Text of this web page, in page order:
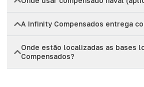
A Infinity Compensados entrega
Onde estão localizadas as bases
Compensados?